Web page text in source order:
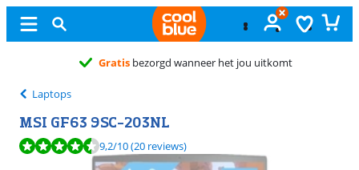
Laptops
MSI GF63 9SC-203NL
Beoordeling is 9,2 van de 10, gebaseerd op 20 reviews.
9,2/10(20 reviews)